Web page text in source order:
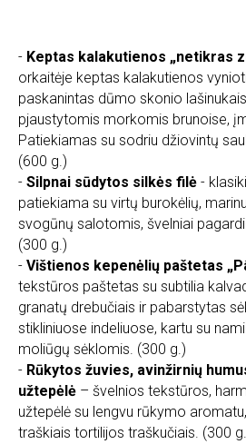
- Keptas kalakutienos „netikras
orkaitėje keptas kalakutienos
paskanintas dūmo skonio
pjaustytomis morkomis brunoise,
Patiekiamas su sodriu džiovintų
(600 g.)
- Silpnai sūdytos silkės filė -
patiekiama su virtų burokėlių,
svogūnų salotomis, švelniai
(300 g.)
- Vištienos kepenėlių paštetas
tekstūros paštetas su subtilia
granatų drebučiais ir pabarstytas
stikliniuose indeliuose, kartu su
moliūgų sėklomis. (300 g.)
- Rūkytos žuvies, avinžirnių
užtepėlė – švelnios tekstūros,
užtepėlė su lengvu rūkymo
traškiais tortilijos traškučiais. (300